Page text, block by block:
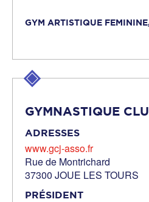
GYM ARTISTIQUE
GYMNASTIQUE
ADRESSES
www.gcj-asso.fr
Rue de Montrichard
37300 JOUE LES TOURS
PRÉSIDENT